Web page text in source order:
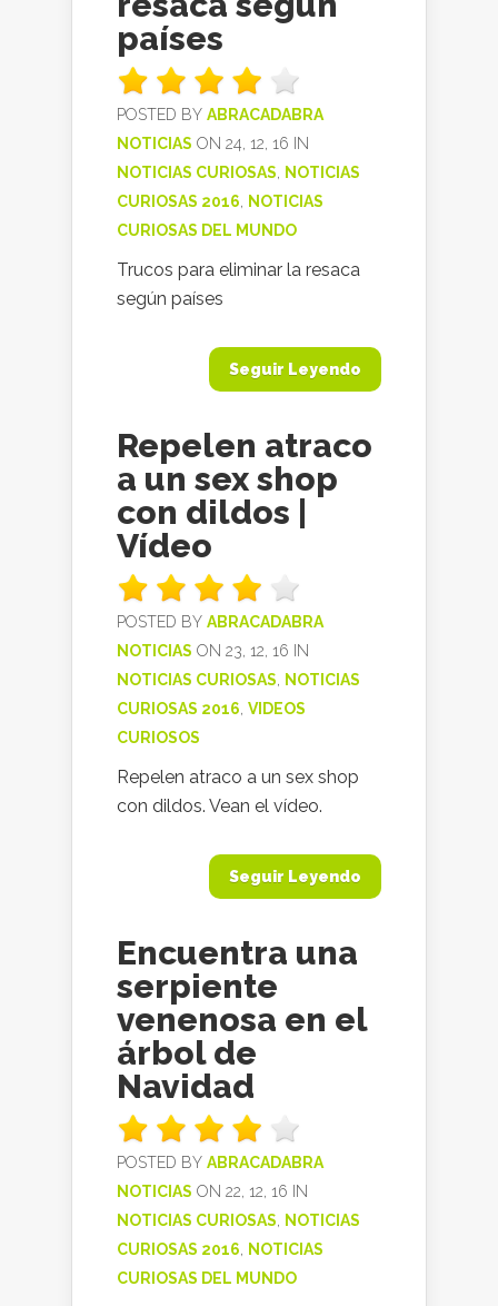
países
POSTED BY ABRACADABRA
NOTICIAS ON 24, 12, 16 IN
NOTICIAS CURIOSAS
NOTICIAS
CURIOSAS 2016
NOTICIAS
CURIOSAS DEL MUNDO
Trucos para eliminar la resaca
según países
Seguir Leyendo
Repelen atraco
a un sex shop
con dildos |
Vídeo
POSTED BY ABRACADABRA
NOTICIAS ON 23, 12, 16 IN
NOTICIAS CURIOSAS
NOTICIAS
CURIOSAS 2016 VIDEOS
CURIOSOS
Repelen atraco a un sex shop
con dildos. Vean el vídeo.
Seguir Leyendo
Encuentra una
serpiente
venenosa en el
árbol de
Navidad
POSTED BY ABRACADABRA
NOTICIAS ON 22, 12, 16 IN
NOTICIAS CURIOSAS
NOTICIAS
CURIOSAS 2016
NOTICIAS
CURIOSAS DEL MUNDO